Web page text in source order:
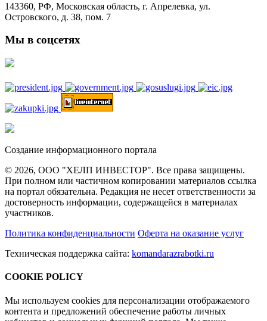
143360, РФ, Московская область, г. Апрелевка, ул.
Островского, д. 38, пом. 7
Мы в соцсетях
Создание информационного портала
© 2026, ООО "ХЕЛП ИНВЕСТОР". Все права защищены.
При полном или частичном копировании материалов ссылка
на портал обязательна. Редакция не несет ответственности за
достоверность информации, содержащейся в материалах
участников.
Политика конфиденциальности Оферта на оказание услуг
Техническая поддержка сайта: komandarazrabotki.ru
COOKIE POLICY
Мы используем cookies для персонализации отображаемого
контента и предложений обеспечение работы личных